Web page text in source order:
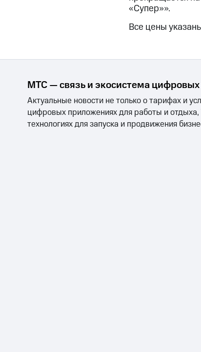
Наушники и колонки
Скидка 30% на связь
Тарифы RED, РИИЛ и МТС Супер
Обзоры товаров
Скидки до 40%
на смартфоны
при покупке со связью МТС
«Супер»».
Все цены
МТС — связь и экосистема цифровых
Актуальные новости не только о тарифах и
цифровых приложениях для работы и
технологиях для запуска и продвижения